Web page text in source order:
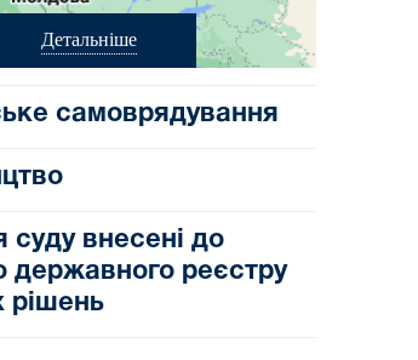
Детальніше
самоврядування
суду внесені до
державного реєстру
рішень